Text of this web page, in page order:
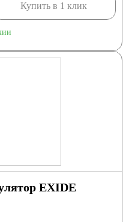
Купить в 1 клик
EXIDE